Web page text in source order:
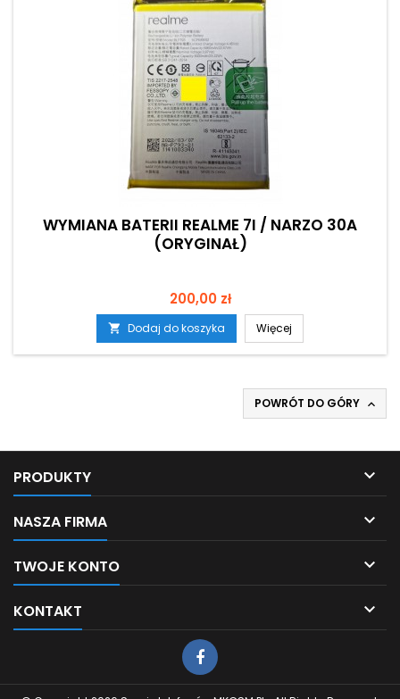
WYMIANA BATERII REALME 7I / NARZO 30A
(ORYGINAŁ)
Cena
200,00 zł
 Dodaj do koszyka Więcej
POWRÓT DO GÓRY 
PRODUKTY 
NASZA FIRMA 
TWOJE KONTO 
KONTAKT 